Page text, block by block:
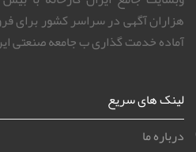
هزاران آگهی در سراسر کشور برای
آماده خدمت گذاری ب جامعه صنعتی
لینک های سریع
درباره ما